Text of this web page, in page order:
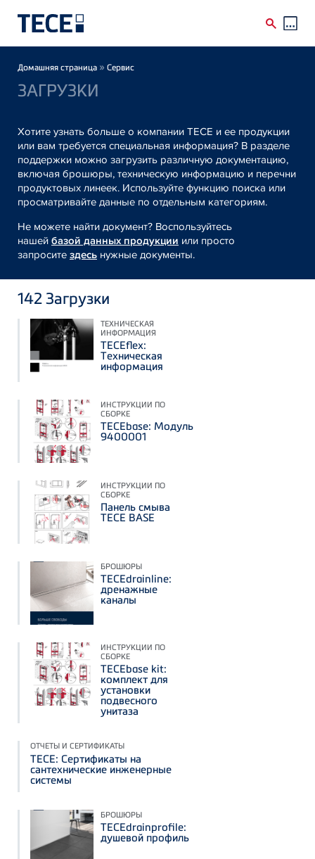
Breadcrumb
Домашняя страница » Сервис
ЗАГРУЗКИ
Хотите узнать больше о компании TECE и ее продукции
или вам требуется специальная информация? В разделе
поддержки можно загрузить различную документацию,
включая брошюры, техническую информацию и перечни
продуктовых линеек. Используйте функцию поиска или
просматривайте данные по отдельным категориям.
Не можете найти документ? Воспользуйтесь
нашейбазой данных продукции или просто
запроситездесь нужные документы.
142Загрузки
ТЕХНИЧЕСКАЯ
ИНФОРМАЦИЯ
TECEflex:
Техническая
информация
ИНСТРУКЦИИ ПО
СБОРКЕ
TECEbase: Модуль
9400001
ИНСТРУКЦИИ ПО
СБОРКЕ
Панель смыва
TECE BASE
БРОШЮРЫ
TECEdrainline:
дренажные
каналы
ИНСТРУКЦИИ ПО
СБОРКЕ
TECEbase kit:
комплект для
установки
подвесного
унитаза
ОТЧЕТЫ И СЕРТИФИКАТЫ
TECE: Сертификаты на
сантехнические инженерные
системы
БРОШЮРЫ
TECEdrainprofile:
душевой профиль